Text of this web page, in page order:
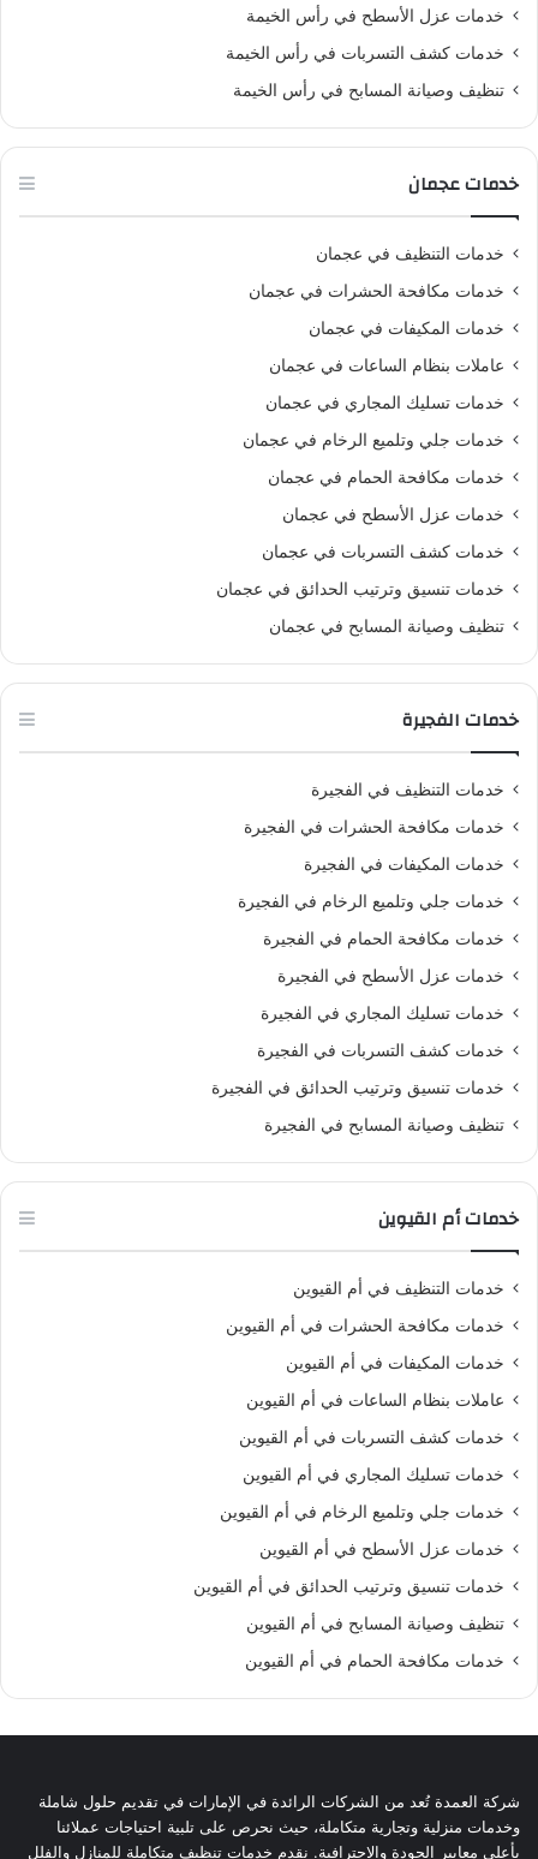
خدمات عزل الأسطح في رأس الخيمة
خدمات كشف التسربات في رأس الخيمة
تنظيف وصيانة المسابح في رأس الخيمة
خدمات عجمان
خدمات التنظيف في عجمان
خدمات مكافحة الحشرات في عجمان
خدمات المكيفات في عجمان
عاملات بنظام الساعات في عجمان
خدمات تسليك المجاري في عجمان
خدمات جلي وتلميع الرخام في عجمان
خدمات مكافحة الحمام في عجمان
خدمات عزل الأسطح في عجمان
خدمات كشف التسربات في عجمان
خدمات تنسيق وترتيب الحدائق في عجمان
تنظيف وصيانة المسابح في عجمان
خدمات الفجيرة
خدمات التنظيف في الفجيرة
خدمات مكافحة الحشرات في الفجيرة
خدمات المكيفات في الفجيرة
خدمات جلي وتلميع الرخام في الفجيرة
خدمات مكافحة الحمام في الفجيرة
خدمات عزل الأسطح في الفجيرة
خدمات تسليك المجاري في الفجيرة
خدمات كشف التسربات في الفجيرة
خدمات تنسيق وترتيب الحدائق في الفجيرة
تنظيف وصيانة المسابح في الفجيرة
خدمات أم القيوين
خدمات التنظيف في أم القيوين
خدمات مكافحة الحشرات في أم القيوين
خدمات المكيفات في أم القيوين
عاملات بنظام الساعات في أم القيوين
خدمات كشف التسربات في أم القيوين
خدمات تسليك المجاري في أم القيوين
خدمات جلي وتلميع الرخام في أم القيوين
خدمات عزل الأسطح في أم القيوين
خدمات تنسيق وترتيب الحدائق في أم القيوين
تنظيف وصيانة المسابح في أم القيوين
خدمات مكافحة الحمام في أم القيوين
شركة العمدة تُعد من الشركات الرائدة في الإمارات في تقديم حلول شاملة
وخدمات منزلية وتجارية متكاملة، حيث نحرص على تلبية احتياجات عملائنا
بأعلى معايير الجودة والاحترافية. نقدم خدمات تنظيف متكاملة للمنازل والفلل